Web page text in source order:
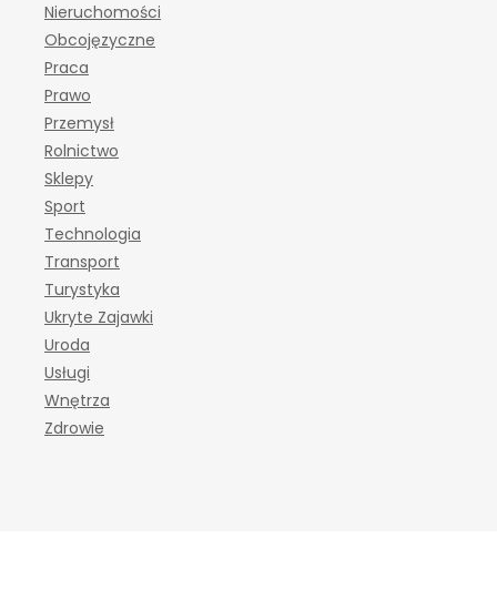
Nieruchomości
Obcojęzyczne
Praca
Prawo
Przemysł
Rolnictwo
Sklepy
Sport
Technologia
Transport
Turystyka
Ukryte Zajawki
Uroda
Usługi
Wnętrza
Zdrowie